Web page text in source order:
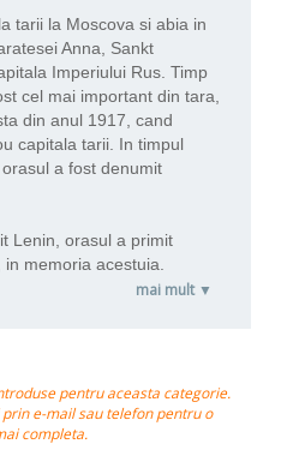
tarii la Moscova si abia in
Anna, Sankt
Imperiului Rus. Timp
cel mai important din tara,
din anul 1917, cand
capitala tarii. In timpul
a fost denumit
Lenin, orasul a primit
memoria acestuia.
mai mult ▼
pentru aceasta categorie.
e-mail sau telefon pentru o
completa.